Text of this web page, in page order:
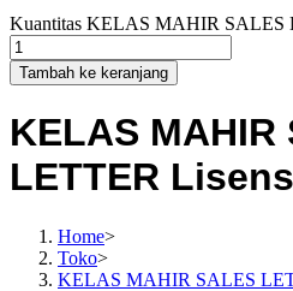
Kuantitas KELAS MAHIR SALES
Tambah ke keranjang
KELAS MAHIR
LETTER
Home>
Toko>
KELAS MAHIR SALES